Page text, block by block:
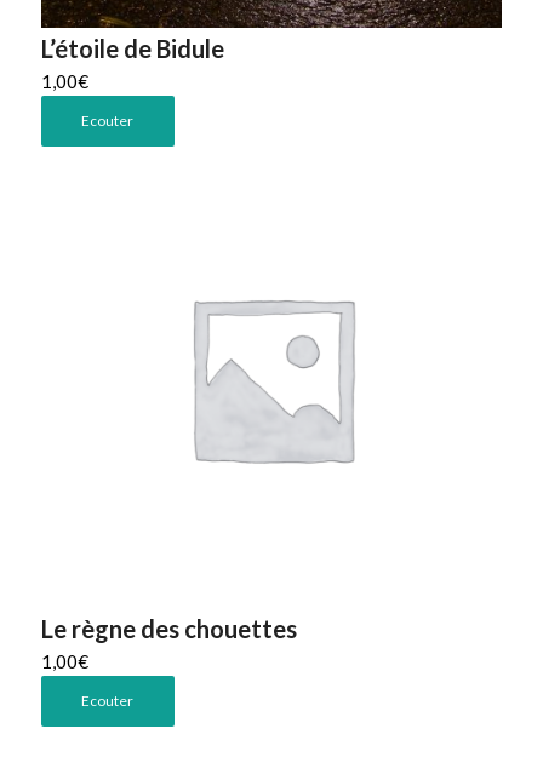
L’étoile de Bidule
1,00€
Ecouter
Le règne des chouettes
1,00€
Ecouter